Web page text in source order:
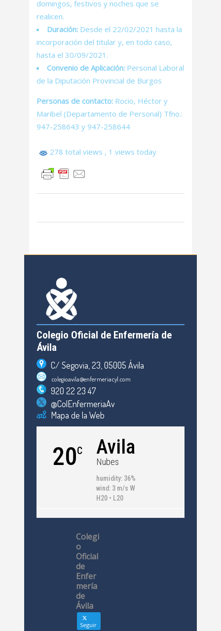
domingos, festivos y noches que se
realicen.
Duración: Desde el 22/02/2021 hasta la
incorporación del titular y, en todo caso,
hasta el 30/09/2021.
Convenio de Aplicación: Personal Laboral
de la Diputación Provincial de Burgos
Personas de contacto: Rocio, Héctor y
Maribel (Departamento de Personal) Tfno.:
947-258643 y 947-258644
278 total views , 1 views today
Colegio Oficial de Enfermería de
Ávila
C/ Segovia, 23, 05005 Ávila
colegioavila@enfermeriacyl.com
920 22 23 47
@ColEnfermeriaAv
Mapa de la Web
20C Avila
Nubes
humidity: 36%
wind: 3 m/s W
H20 • L20
Colegi
o
Oficial
de
Enfer
mería
de
Ávila
Seguir